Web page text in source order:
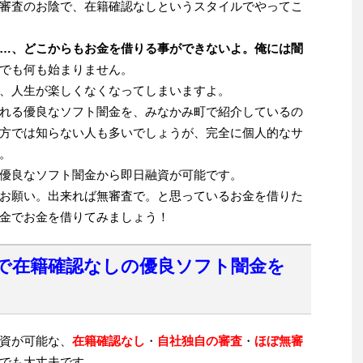
査のお陰で、在籍確認なしというスタイルでやってこ
、どこからもお金を借りる事ができないよ。俺には闇
も何も始まりません。
人生が楽しくなくなってしまいますよ。
る優良なソフト闇金を、みなかみ町で紹介しているの
では知らない人も多いでしょうが、完全に個人的なサ
良なソフト闇金から即日融資が可能です。
願い。出来れば無審査で。と思っているお金を借りた
でお金を借りてみましょう！
在籍確認なしの優良ソフト闇金を
が可能な、 在籍確認なし ・ 自社独自の審査 ・ ほぼ無審